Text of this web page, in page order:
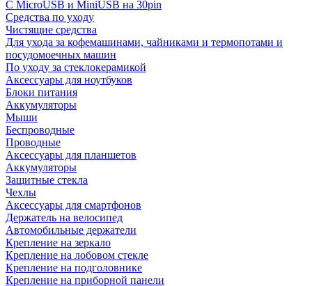
С MicroUSB и MiniUSB на 30pin
Средства по уходу
Чистящие средства
Для ухода за кофемашинами, чайниками и термопотами и
посудомоечных машин
По уходу за стеклокерамикой
Аксессуары для ноутбуков
Блоки питания
Аккумуляторы
Мыши
Беспроводные
Проводные
Аксессуары для планшетов
Аккумуляторы
Защитные стекла
Чехлы
Аксессуары для смартфонов
Держатель на велосипед
Автомобильные держатели
Крепление на зеркало
Крепление на лобовом стекле
Крепление на подголовнике
Крепление на приборной панели